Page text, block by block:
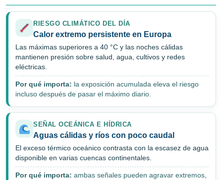
RIESGO CLIMÁTICO DEL DÍA
Calor extremo persistente en Europa
Las máximas superiores a 40 °C y las noches cálidas
mantienen presión sobre salud, agua, cultivos y redes
eléctricas.
Por qué importa: la exposición acumulada eleva el riesgo
incluso después de pasar el máximo diario.
SEÑAL OCEÁNICA E HÍDRICA
Aguas cálidas y ríos con poco caudal
El exceso térmico oceánico contrasta con la escasez de agua
disponible en varias cuencas continentales.
Por qué importa: ambas señales pueden agravar extremos,